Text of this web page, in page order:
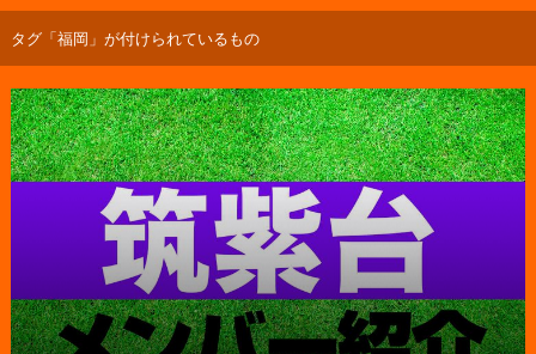
タグ「福岡」が付けられているもの